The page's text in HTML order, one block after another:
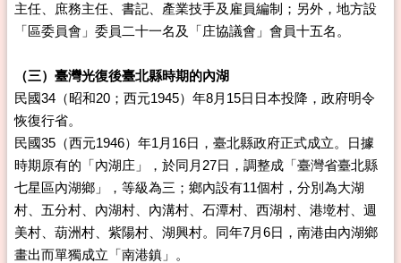
主任、庶務主任、書記、產業技手及雇員編制；另外，地方設
「區委員會」委員二十一名及「庄協議會」會員十五名。
（三）臺灣光復後臺北縣時期的內湖
民國34（昭和20；西元1945）年8月15日日本投降，政府明令
恢復行省。
民國35（西元1946）年1月16日，臺北縣政府正式成立。日據
時期原有的「內湖庄」，於同月27日，調整成「臺灣省臺北縣
七星區內湖鄉」，等級為三；鄉內設有11個村，分別為大湖
村、五分村、內湖村、內溝村、石潭村、西湖村、港墘村、週
美村、葫洲村、紫陽村、湖興村。同年7月6日，南港由內湖鄉
畫出而單獨成立「南港鎮」。